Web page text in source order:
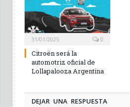
31/01/2025 0
Citroën será la
automotriz oficial de
Lollapalooza Argentina
DEJAR UNA RESPUESTA